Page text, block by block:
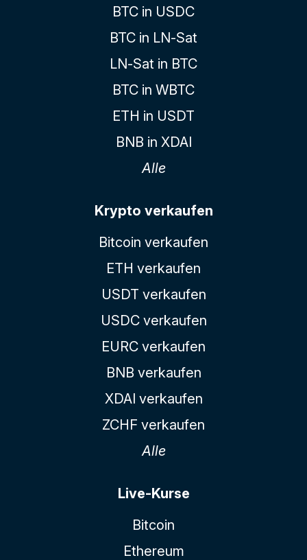
BTC in USDC
BTC in LN-Sat
LN-Sat in BTC
BTC in WBTC
ETH in USDT
BNB in XDAI
Alle
Krypto verkaufen
Bitcoin verkaufen
ETH verkaufen
USDT verkaufen
USDC verkaufen
EURC verkaufen
BNB verkaufen
XDAI verkaufen
ZCHF verkaufen
Alle
Live-Kurse
Bitcoin
Ethereum